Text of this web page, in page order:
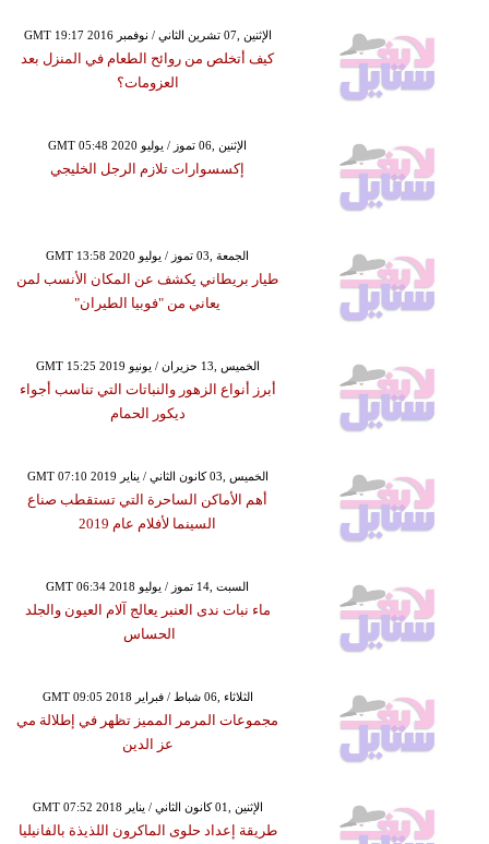
GMT 19:17 2016 الإثنين ,07 تشرين الثاني / نوفمبر
كيف أتخلص من روائح الطعام في المنزل بعد
العزومات؟
GMT 05:48 2020 الإثنين ,06 تموز / يوليو
إكسسوارات تلازم الرجل الخليجي
GMT 13:58 2020 الجمعة ,03 تموز / يوليو
طيار بريطاني يكشف عن المكان الأنسب لمن
يعاني من "فوبيا الطيران"
GMT 15:25 2019 الخميس ,13 حزيران / يونيو
أبرز أنواع الزهور والنباتات التي تناسب أجواء
ديكور الحمام
GMT 07:10 2019 الخميس ,03 كانون الثاني / يناير
أهم الأماكن الساحرة التي تستقطب صناع
السينما لأفلام عام 2019
GMT 06:34 2018 السبت ,14 تموز / يوليو
ماء نبات ندى العنبر يعالج آلام العيون والجلد
الحساس
GMT 09:05 2018 الثلاثاء ,06 شباط / فبراير
مجموعات المرمر المميز تظهر في إطلالة مي
عز الدين
GMT 07:52 2018 الإثنين ,01 كانون الثاني / يناير
طريقة إعداد حلوى الماكرون اللذيذة بالفانيليا